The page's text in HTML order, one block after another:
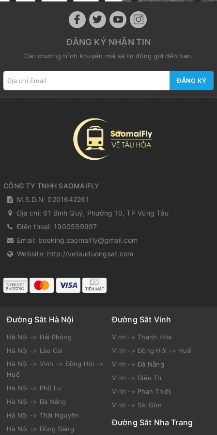
ĐĂNG KÝ NHẬN TIN
Các chương trình khuyến mãi sẽ tự động gửi đến bạn.
ĐĂNG KÝ
CÔNG TY TNHH SAOMAIFLY
M.S.D.N: 0201642261
Địa chỉ: 61 Bình Quý, Phường 10, TP Vũng Tàu
Điện thoại: 1900599997
Email: booking.saomaifly@gmail.com
Website: http://vetauduongsat.com
Đường Sắt Hà Nội
Hà Nội -> Hải Phòng
Hà Nội -> Lào Cai
Hà Nội -> Vinh -> Đồng Hới ->
Huế
Hà Nội -> Phố Lu
Hà Nội -> Đà Nẵng
Hà Nội -> Thái Nguyên
Hà Nội -> Đồng Đăng
Đường Sắt Vinh
Vinh -> Thanh Hóa
Vinh -> Đồng Hới -> Huế
Vinh -> Đà Nẵng
Vinh -> Diêu Trì
Vinh -> Phan Thiết
Vinh -> Sài Gòn
Đường Sắt Nha Trang